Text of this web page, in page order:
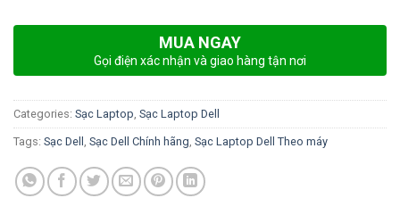
MUA NGAY
Gọi điện xác nhận và giao hàng tận nơi
Categories: Sạc Laptop, Sạc Laptop Dell
Tags: Sạc Dell , Sạc Dell Chính hãng, Sạc Laptop Dell Theo máy